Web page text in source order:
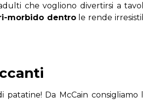
che vogliono divertirsi a
morbido dentrole rende
Da McCain consigliamo